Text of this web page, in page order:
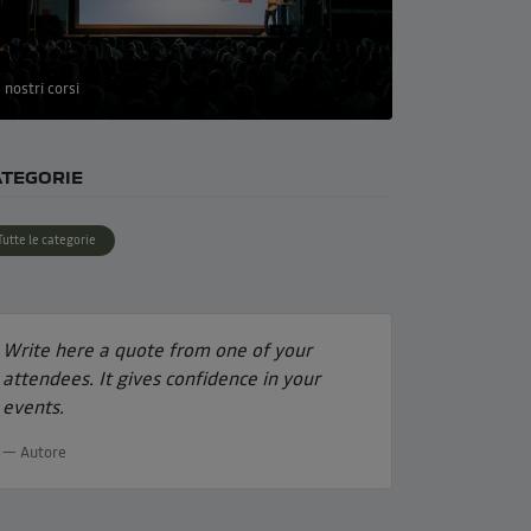
nostri corsi
le categorie
Write here a quote from one of your
attendees. It gives confidence in your
events.
Autore